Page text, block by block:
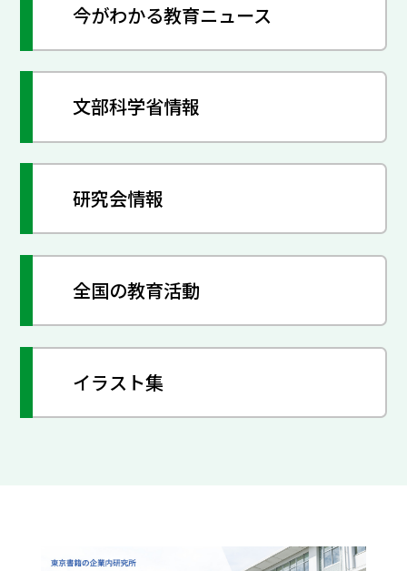
今がわかる教育ニュース
文部科学省情報
研究会情報
全国の教育活動
イラスト集